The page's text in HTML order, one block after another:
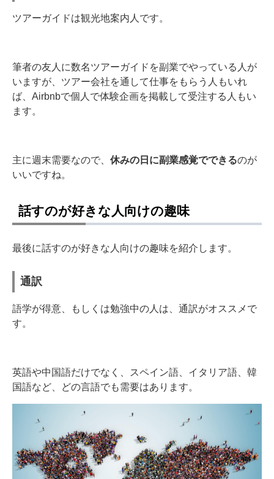
ツアーガイドは観光地案内人です。
筆者の友人に数名ツアーガイドを副業でやっている人が
いますが、ツアー会社を通して仕事をもらう人もいれ
ば、Airbnbで個人で体験企画を掲載して受注する人もい
ます。
主に週末需要なので、 休みの日に副業感覚でできるのが
いいですね。
話すのが好きな人向けの趣味
最後に話すのが好きな人向けの趣味を紹介します。
通訳
語学が得意、もしくは勉強中の人は、通訳がオススメで
す。
英語や中国語だけでなく、スペイン語、イタリア語、韓
国語など、どの言語でも需要はあります。